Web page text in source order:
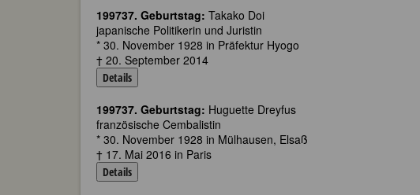
199737. Geburtstag: Takako Doi
japanische Politikerin und Juristin
* 30. November 1928 in Präfektur Hyogo
† 20. September 2014
Details
199737. Geburtstag: Huguette Dreyfus
französische Cembalistin
* 30. November 1928 in Mülhausen, Elsaß
† 17. Mai 2016 in Paris
Details